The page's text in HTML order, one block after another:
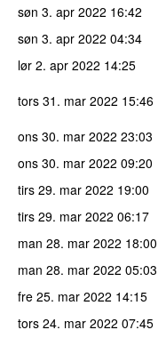
søn 3. apr 2022 16:42
søn 3. apr 2022 04:34
lør 2. apr 2022 14:25
tors 31. mar 2022 15:46
ons 30. mar 2022 23:03
ons 30. mar 2022 09:20
tirs 29. mar 2022 19:00
tirs 29. mar 2022 06:17
man 28. mar 2022 18:00
man 28. mar 2022 05:03
fre 25. mar 2022 14:15
tors 24. mar 2022 07:45